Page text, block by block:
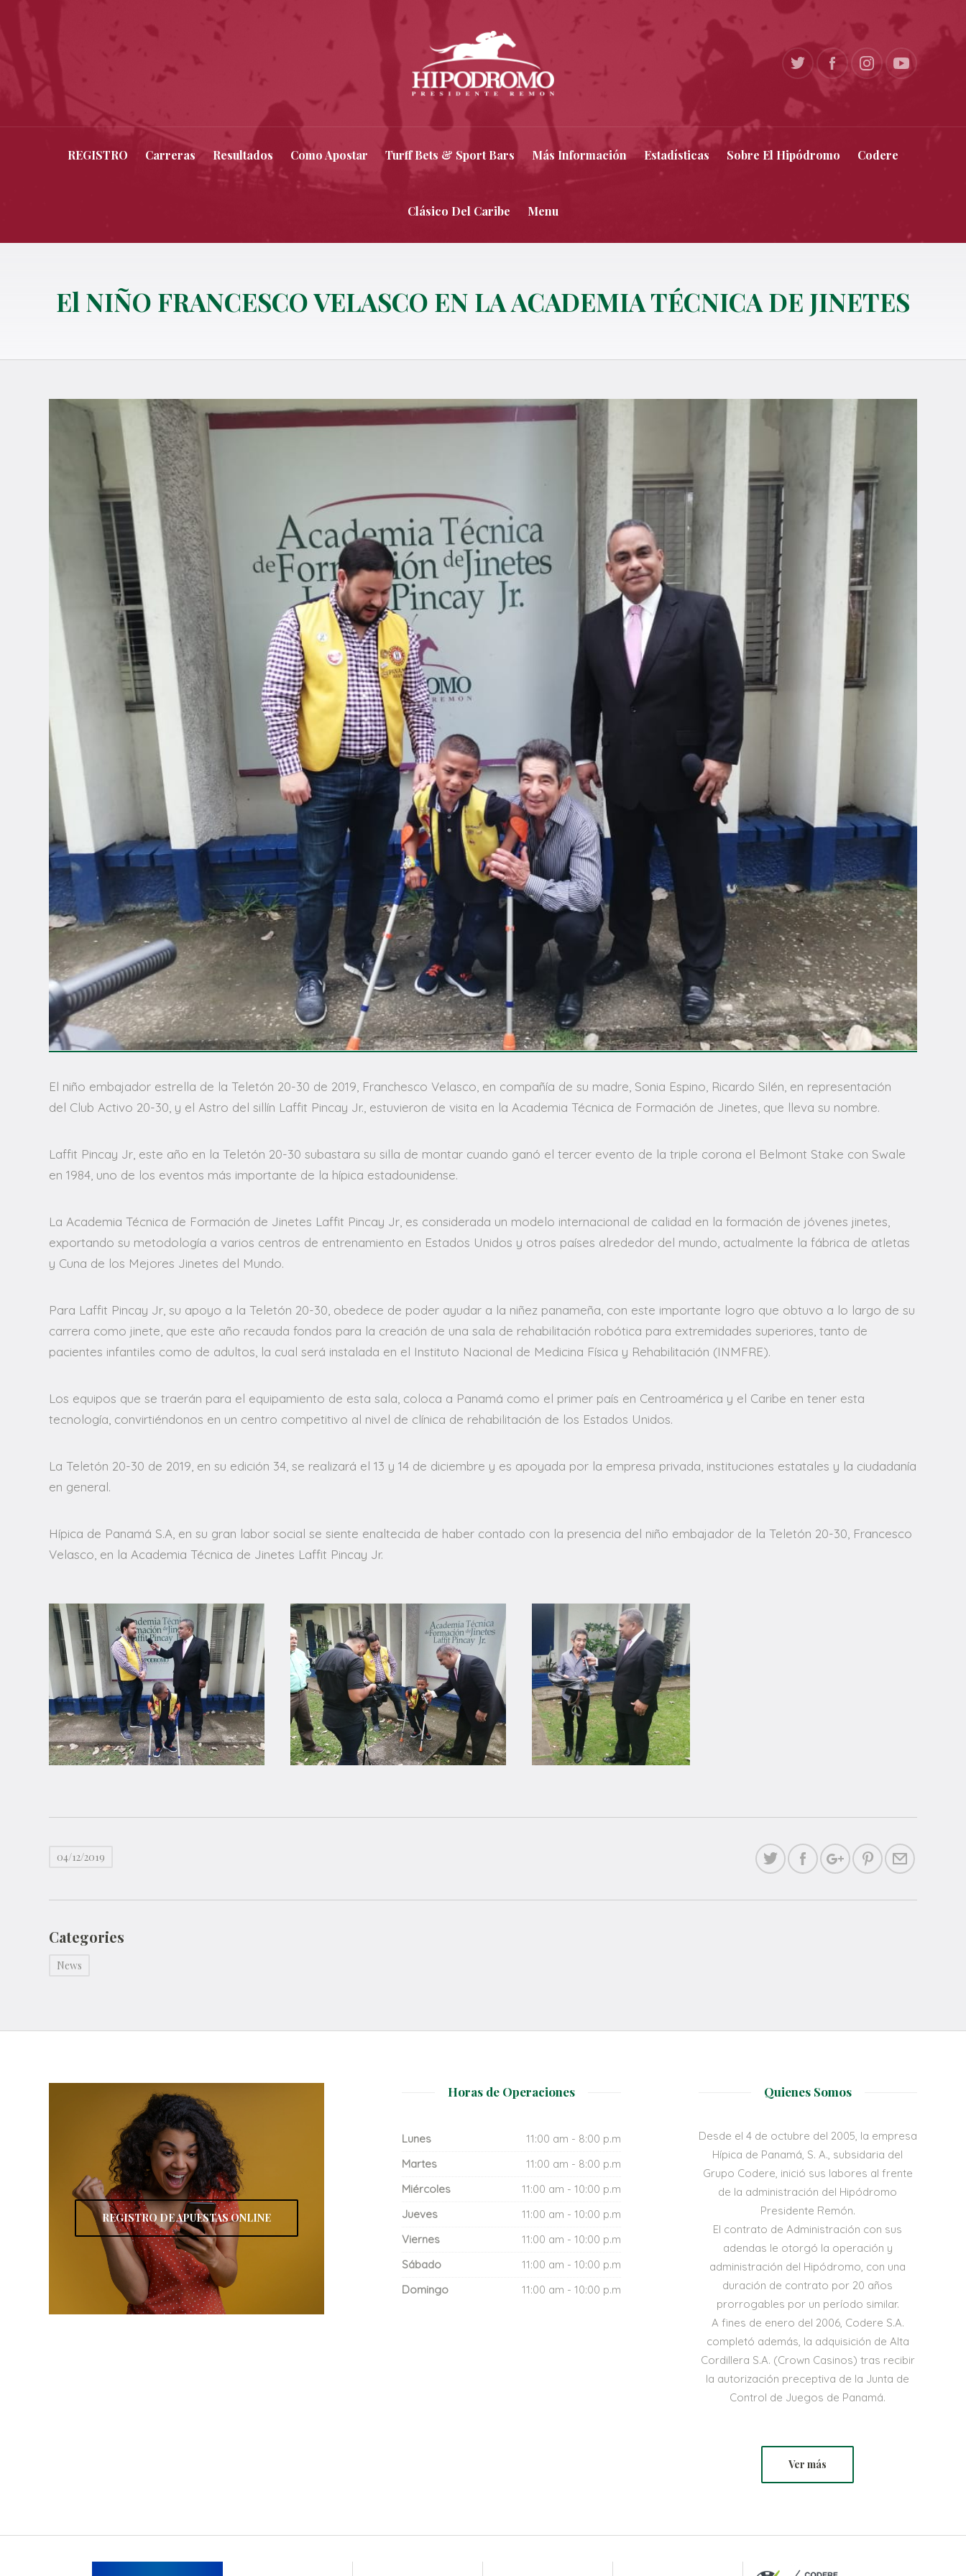
REGISTRO Carreras Resultados Como Apostar Turff Bets & Sport Bars Más Información Estadísticas Sobre El Hipódromo Codere
Clásico Del Caribe Menu
El NIÑO FRANCESCO VELASCO EN LA ACADEMIA TÉCNICA DE JINETES
El niño embajador estrella de la Teletón 20-30 de 2019, Franchesco Velasco, en compañía de su madre, Sonia Espino, Ricardo Silén, en representación
del Club Activo 20-30, y el Astro del sillín Laffit Pincay Jr., estuvieron de visita en la Academia Técnica de Formación de Jinetes, que lleva su nombre.
Laffit Pincay Jr, este año en la Teletón 20-30 subastara su silla de montar cuando ganó el tercer evento de la triple corona el Belmont Stake con Swale
en 1984, uno de los eventos más importante de la hípica estadounidense.
La Academia Técnica de Formación de Jinetes Laffit Pincay Jr, es considerada un modelo internacional de calidad en la formación de jóvenes jinetes,
exportando su metodología a varios centros de entrenamiento en Estados Unidos y otros países alrededor del mundo, actualmente la fábrica de atletas
y Cuna de los Mejores Jinetes del Mundo.
Para Laffit Pincay Jr, su apoyo a la Teletón 20-30, obedece de poder ayudar a la niñez panameña, con este importante logro que obtuvo a lo largo de su
carrera como jinete, que este año recauda fondos para la creación de una sala de rehabilitación robótica para extremidades superiores, tanto de
pacientes infantiles como de adultos, la cual será instalada en el Instituto Nacional de Medicina Física y Rehabilitación (INMFRE).
Los equipos que se traerán para el equipamiento de esta sala, coloca a Panamá como el primer país en Centroamérica y el Caribe en tener esta
tecnología, convirtiéndonos en un centro competitivo al nivel de clínica de rehabilitación de los Estados Unidos.
La Teletón 20-30 de 2019, en su edición 34, se realizará el 13 y 14 de diciembre y es apoyada por la empresa privada, instituciones estatales y la ciudadanía
en general.
Hípica de Panamá S.A, en su gran labor social se siente enaltecida de haber contado con la presencia del niño embajador de la Teletón 20-30, Francesco
Velasco, en la Academia Técnica de Jinetes Laffit Pincay Jr.
04/12/2019
Categories
News
REGISTRO DE APUESTAS ONLINE
Horas de Operaciones
Lunes
11:00 am - 8:00 p.m
Martes
11:00 am - 8:00 p.m
Miércoles
11:00 am - 10:00 p.m
Jueves
11:00 am - 10:00 p.m
Viernes
11:00 am - 10:00 p.m
Sábado
11:00 am - 10:00 p.m
Domingo
11:00 am - 10:00 p.m
Quienes Somos
Desde el 4 de octubre del 2005, la empresa
Hípica de Panamá, S. A., subsidaria del
Grupo Codere, inició sus labores al frente
de la administración del Hipódromo
Presidente Remón.
El contrato de Administración con sus
adendas le otorgó la operación y
administración del Hipódromo, con una
duración de contrato por 20 años
prorrogables por un período similar.
A fines de enero del 2006, Codere S.A.
completó además, la adquisición de Alta
Cordillera S.A. (Crown Casinos) tras recibir
la autorización preceptiva de la Junta de
Control de Juegos de Panamá.
Ver más